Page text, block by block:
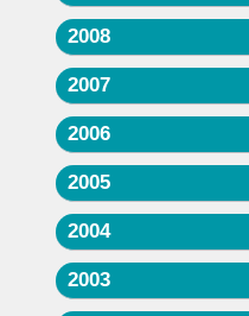
2008
2007
2006
2005
2004
2003